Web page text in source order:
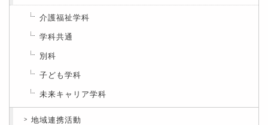
介護福祉学科
学科共通
別科
子ども学科
未来キャリア学科
地域連携活動